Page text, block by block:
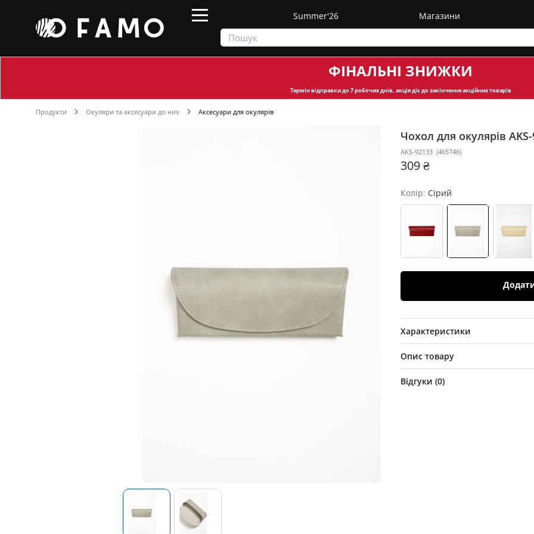
Summer'26 Магазини
ФІНАЛЬНІ ЗНИЖКИ
Термін відправкидо 7 робочих днів, акція діє до закінчення акційних товарів
Продукти Окуляри та аксесуари до них Аксесуари для окулярів
Чохол для окулярів
AKS-92133 (465746)
309 ₴
Колір: Сірий
Характеристики
Опис товару
Відгуки (0)